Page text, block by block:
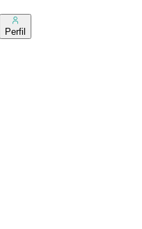
Perfil